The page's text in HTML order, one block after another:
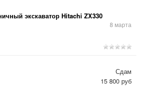
экскаватор Hitachi ZX330
8 марта
Сдам
15 800 руб